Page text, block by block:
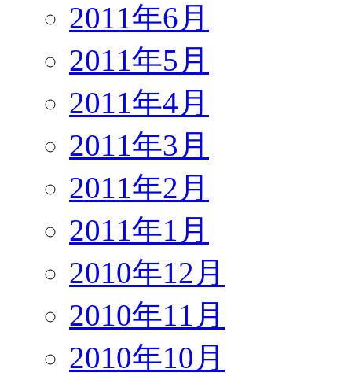
2011年6月
2011年5月
2011年4月
2011年3月
2011年2月
2011年1月
2010年12月
2010年11月
2010年10月